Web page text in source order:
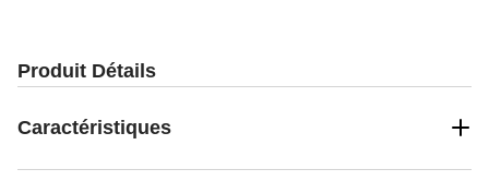
Produit Détails
Caractéristiques